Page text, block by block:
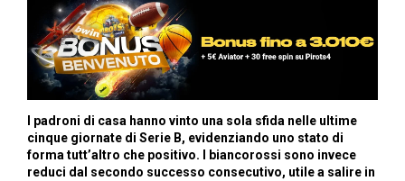
I padroni di casa hanno vinto una sola sfida nelle ultime
cinque giornate di Serie B, evidenziando uno stato di
forma tutt’altro che positivo. I biancorossi sono invece
reduci dal secondo successo consecutivo, utile a salire in